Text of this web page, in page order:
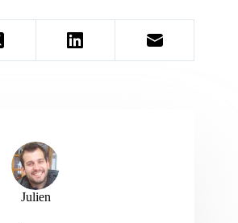
Julien